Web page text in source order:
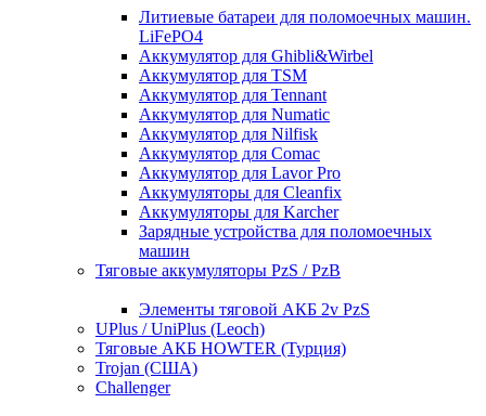
Литиевые батареи для поломоечных машин.
LiFePO4
Аккумулятор для Ghibli&Wirbel
Аккумулятор для TSM
Аккумулятор для Tennant
Аккумулятор для Numatic
Аккумулятор для Nilfisk
Аккумулятор для Comac
Аккумулятор для Lavor Pro
Аккумуляторы для Cleanfix
Аккумуляторы для Karcher
Зарядные устройства для поломоечных
машин
Тяговые аккумуляторы PzS / PzB
Элементы тяговой АКБ 2v PzS
UPlus / UniPlus (Leoch)
Тяговые АКБ HOWTER (Турция)
Trojan (США)
Challenger